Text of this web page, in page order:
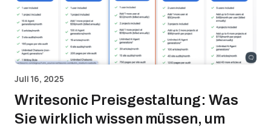
Juli 16, 2025
Writesonic Preisgestaltung: Was
Sie wirklich wissen müssen, um